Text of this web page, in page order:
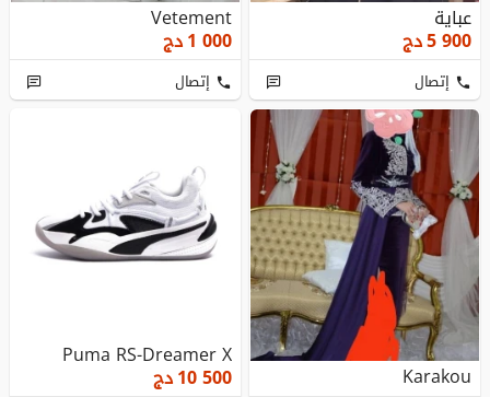
عباية
5 900دج
إتصال
Vetement
1 000دج
إتصال
Karakou
Puma RS-Dreamer X
10 500دج